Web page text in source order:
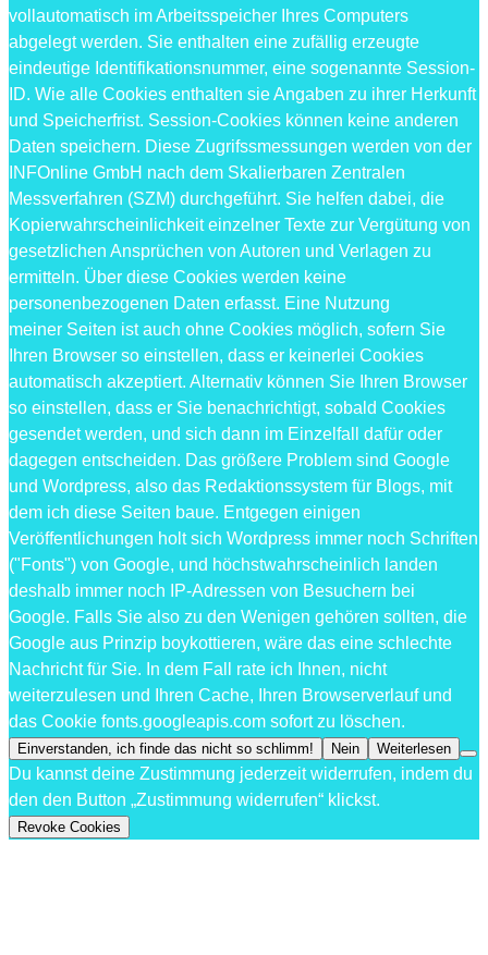
vollautomatisch im Arbeitsspeicher Ihres Computers
abgelegt werden. Sie enthalten eine zufällig erzeugte
eindeutige Identifikationsnummer, eine sogenannte Session-
ID. Wie alle Cookies enthalten sie Angaben zu ihrer Herkunft
und Speicherfrist. Session-Cookies können keine anderen
Daten speichern. Diese Zugrifssmessungen werden von der
INFOnline GmbH nach dem Skalierbaren Zentralen
Messverfahren (SZM) durchgeführt. Sie helfen dabei, die
Kopierwahrscheinlichkeit einzelner Texte zur Vergütung von
gesetzlichen Ansprüchen von Autoren und Verlagen zu
ermitteln. Über diese Cookies werden keine
personenbezogenen Daten erfasst. Eine Nutzung
meiner Seiten ist auch ohne Cookies möglich, sofern Sie
Ihren Browser so einstellen, dass er keinerlei Cookies
automatisch akzeptiert. Alternativ können Sie Ihren Browser
so einstellen, dass er Sie benachrichtigt, sobald Cookies
gesendet werden, und sich dann im Einzelfall dafür oder
dagegen entscheiden. Das größere Problem sind Google
und Wordpress, also das Redaktionssystem für Blogs, mit
dem ich diese Seiten baue. Entgegen einigen
Veröffentlichungen holt sich Wordpress immer noch Schriften
("Fonts") von Google, und höchstwahrscheinlich landen
deshalb immer noch IP-Adressen von Besuchern bei
Google. Falls Sie also zu den Wenigen gehören sollten, die
Google aus Prinzip boykottieren, wäre das eine schlechte
Nachricht für Sie. In dem Fall rate ich Ihnen, nicht
weiterzulesen und Ihren Cache, Ihren Browserverlauf und
das Cookie fonts.googleapis.com sofort zu löschen.
Einverstanden, ich finde das nicht so schlimm! Nein Weiterlesen
Du kannst deine Zustimmung jederzeit widerrufen, indem du
den den Button „Zustimmung widerrufen“ klickst.
Revoke Cookies